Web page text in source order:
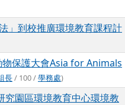
」到校推廣環境教育課程計
物保護大會Asia for Animals
長/ 100 /學務處)
究園區環境教育中心環境教